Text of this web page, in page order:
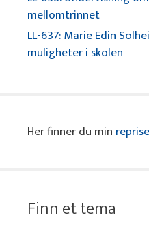
mellomtrinnet
LL-637: Marie Edin
muligheter i skolen
Her finner du min
Finn et tema